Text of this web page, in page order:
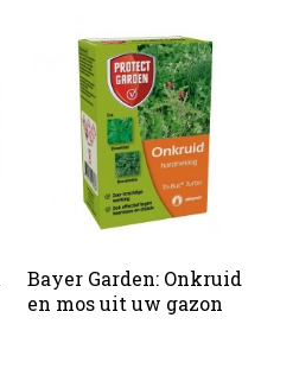
Bayer Garden: Onkruid
en mos uit uw gazon